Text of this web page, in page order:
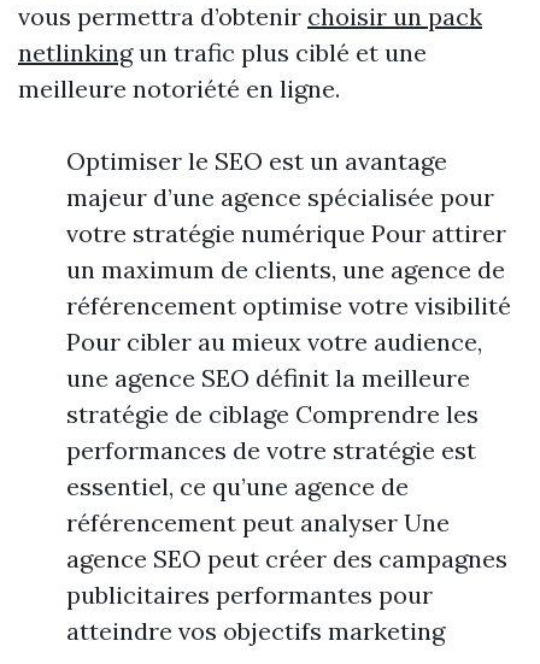
vous permettra d’obtenir choisir un pack
netlinkingun trafic plus ciblé et une
meilleure notoriété en ligne.
Optimiser le SEO est un avantage
majeur d’une agence spécialisée pour
votre stratégie numérique Pour attirer
un maximum de clients, une agence de
référencement optimise votre visibilité
Pour cibler au mieux votre audience,
une agence SEO définit la meilleure
stratégie de ciblage Comprendre les
performances de votre stratégie est
essentiel, ce qu’une agence de
référencement peut analyser Une
agence SEO peut créer des campagnes
publicitaires performantes pour
atteindre vos objectifs marketing